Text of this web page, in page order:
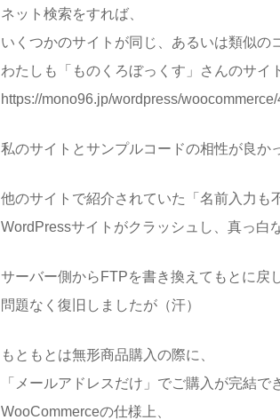
ネット検索をすれば、
いくつかのサイトが同じ、あるいは類似の
わたしも「ものくろぼっくす」さんのサイ
https://mono96.jp/wordpress/
私のサイトとサンプルコードの相性が良か
他のサイトで紹介されていた「名前入力も
WordPressサイトがクラッシュし、真っ白
サーバー側からFTPを書き換えてもとに戻
問題なく復旧しましたが（汗）
もともとは無形商品購入の際に、
「メールアドレスだけ」でご購入が完結で
WooCommerceの仕様上、